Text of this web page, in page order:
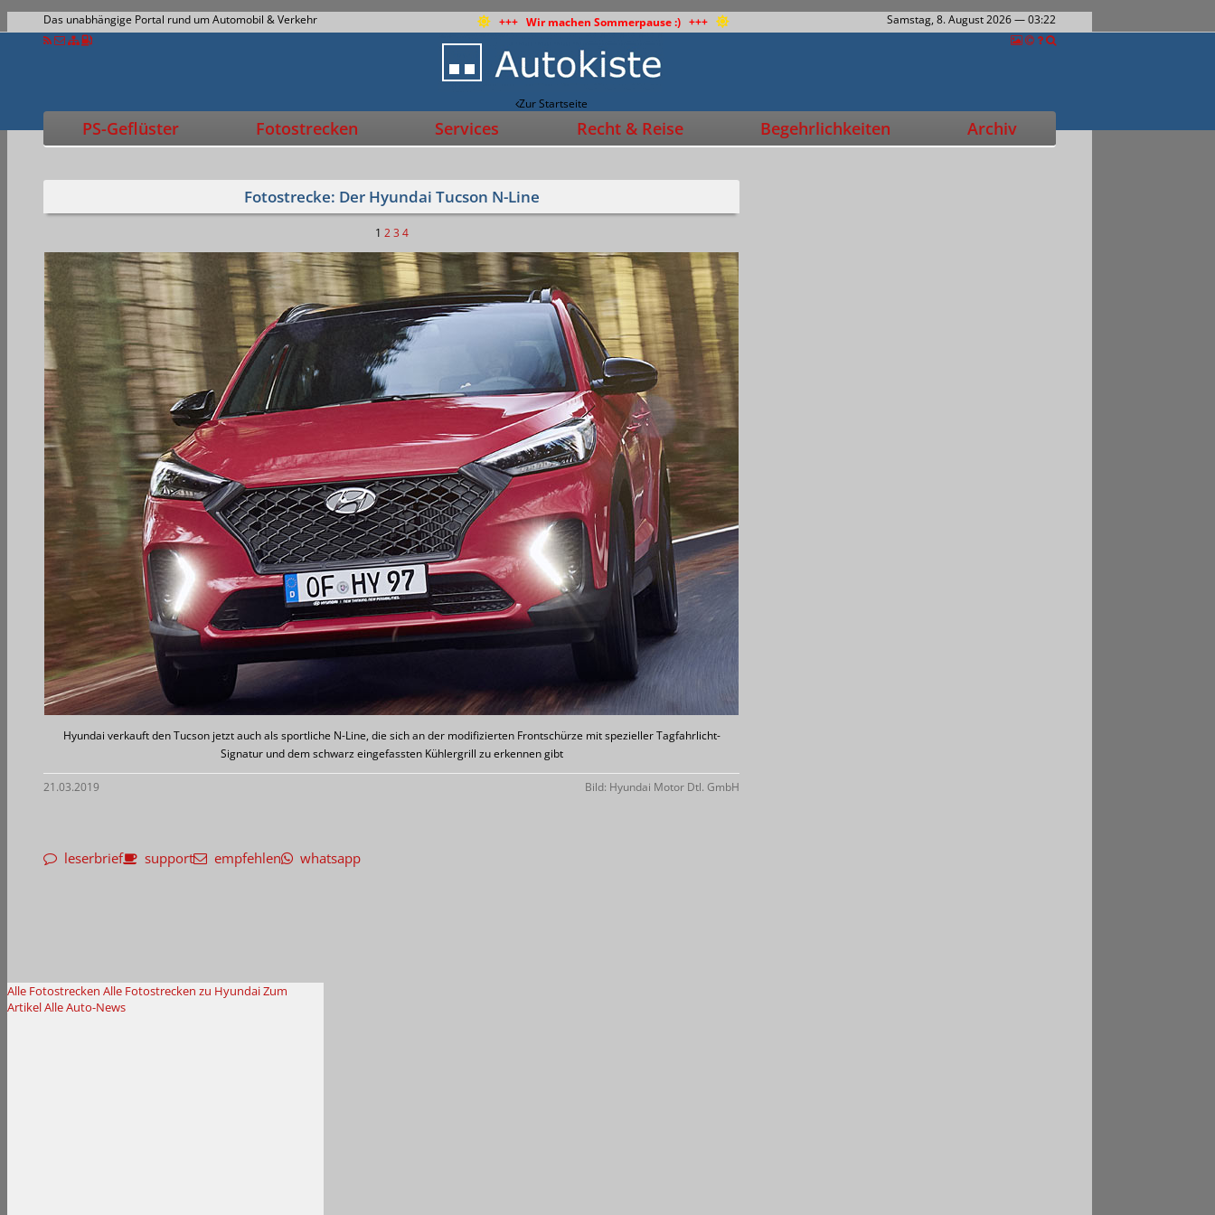
Das unabhängige Portal rund um Automobil & Verkehr +++ Wir machen Sommerpause :) +++ Samstag, 8. August 2026— 03:22
Zur Startseite
PS-Geflüster Fotostrecken Services Recht & Reise Begehrlichkeiten Archiv
Fotostrecke: Der Hyundai Tucson N-Line
1 2 3 4
Hyundai verkauft den Tucson jetzt auch als sportliche N-Line, die sich an der modifizierten Frontschürze mit spezieller Tagfahrlicht-
Signatur und dem schwarz eingefassten Kühlergrill zu erkennen gibt
21.03.2019 Bild: Hyundai Motor Dtl. GmbH
leserbrief support empfehlen whatsapp
Alle Fotostrecken Alle Fotostrecken zu HyundaiZum
ArtikelAlle Auto-News